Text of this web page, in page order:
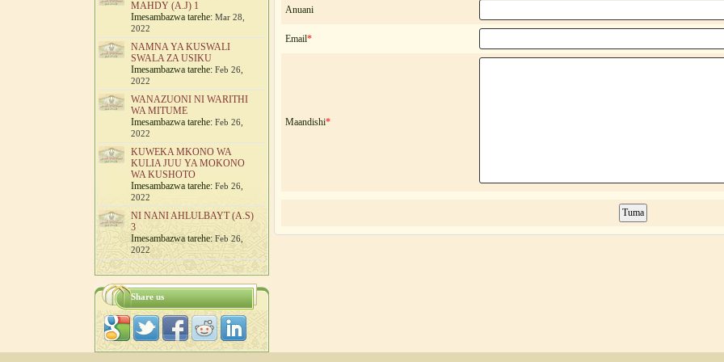
Anuani
Email*
Maandishi*
MAHDY (A.J) 1
Imesambazwa tarehe: Mar 28,
2022
NAMNA YA KUSWALI
SWALA ZA USIKU
Imesambazwa tarehe: Feb 26,
2022
WANAZUONI NI WARITHI
WA MITUME
Imesambazwa tarehe: Feb 26,
2022
KUWEKA MKONO WA
KULIA JUU YA MOKONO
WA KUSHOTO
Imesambazwa tarehe: Feb 26,
2022
NI NANI AHLULBAYT (A.S)
3
Imesambazwa tarehe: Feb 26,
2022
Share us